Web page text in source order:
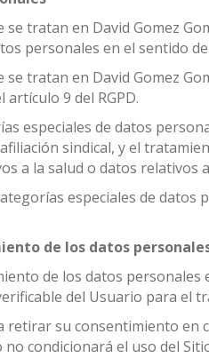
se tratan en David Gomez
personales en el sentido
se tratan en David Gomez
9 del RGPD.
especiales de datos
sindical, y el
a la salud o datos relativos
especiales de
de los datos
de los datos
del Usuario para el
retirar su consentimiento
condicionará el uso del